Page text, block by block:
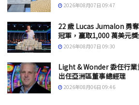
2026年08月07日 09:47
22 歲 Lucas Jumalon 勇
冠軍，贏取1,000 萬美元
2026年08月07日 09:30
Light & Wonder 委任行
出任亞洲區董事總經理
2026年08月06日 09:46